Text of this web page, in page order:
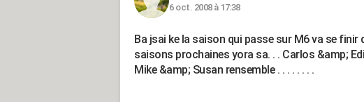
6 oct. 2008 à 17:38
Ba jsai ke la saison qui passe sur M6 va se
saisons prochaines yora sa. . . Carlos &amp;
Mike &amp; Susan rensemble . . . . . . . .